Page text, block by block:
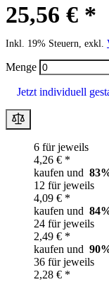
25,56 € *
Inkl. 19% Steuern, exkl.
Menge
Jetzt individuell
6 für jeweils
4,26 € *
kaufen und 83
12 für jeweils
4,09 € *
kaufen und 84
24 für jeweils
2,49 € *
kaufen und 90
36 für jeweils
2,28 € *